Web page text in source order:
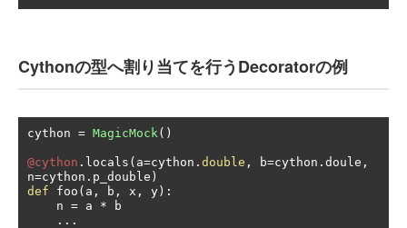
Cythonの型へ割り当てを行うDecoratorの例
cython = MagicMock ()
@cython . locals ( a=cython . double , b=cython . doule ,
n=cython . p_double )
def foo ( a , b , x , y ):
    n
= a * b
...